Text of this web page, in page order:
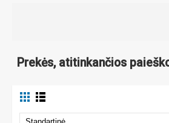
Prekės, atitinkančios